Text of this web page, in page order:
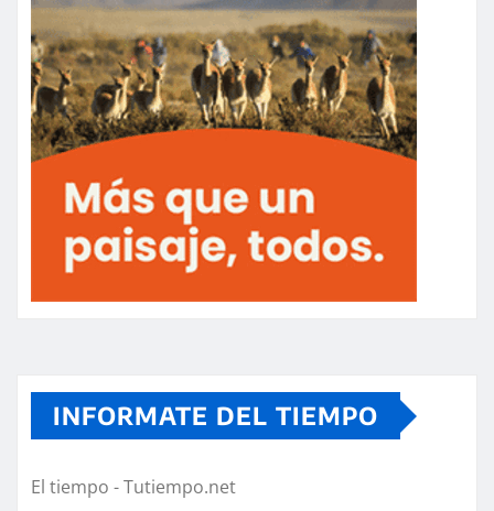
INFORMATE DEL TIEMPO
El tiempo - Tutiempo.net